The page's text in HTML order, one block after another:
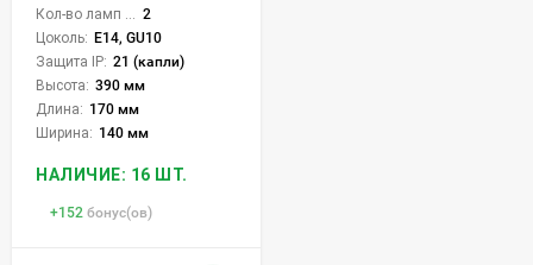
2
Цоколь: E14, GU10
Защита IP: 21 (капли)
Высота: 390 мм
Длина: 170 мм
Ширина: 140 мм
НАЛИЧИЕ: 16 ШТ.
+152 бонус(ов)